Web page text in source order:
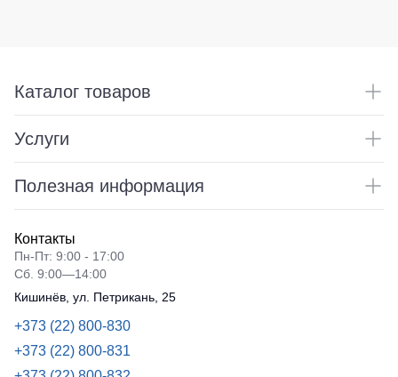
Каталог товаров
Услуги
Полезная информация
Контакты
Пн-Пт: 9:00 - 17:00
Сб. 9:00—14:00
Кишинёв, ул. Петрикань, 25
+373 (22) 800-830
+373 (22) 800-831